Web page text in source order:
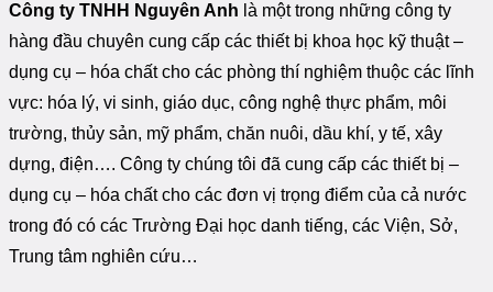
Công ty TNHH Nguyên Anh là một trong những công ty
hàng đầu chuyên cung cấp các thiết bị khoa học kỹ thuật –
dụng cụ – hóa chất cho các phòng thí nghiệm thuộc các lĩnh
vực: hóa lý, vi sinh, giáo dục, công nghệ thực phẩm, môi
trường, thủy sản, mỹ phẩm, chăn nuôi, dầu khí, y tế, xây
dựng, điện…. Công ty chúng tôi đã cung cấp các thiết bị –
dụng cụ – hóa chất cho các đơn vị trọng điểm của cả nước
trong đó có các Trường Đại học danh tiếng, các Viện, Sở,
Trung tâm nghiên cứu…